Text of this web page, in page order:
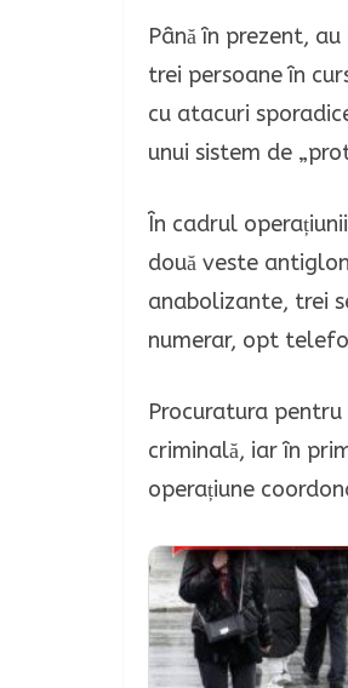
Până în prezent,
trei persoane în
cu atacuri
unui sistem de
În cadrul
două veste
anabolizante, trei
numerar, opt
Procuratura
criminală, iar în
operațiune